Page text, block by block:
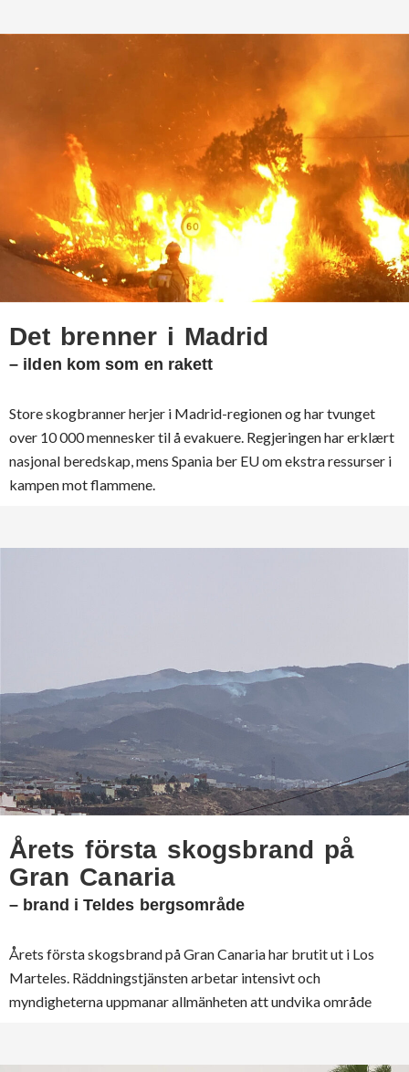
Det brenner i Madrid
– ilden kom som en rakett
Store skogbranner herjer i Madrid-regionen og har tvunget
over 10 000 mennesker til å evakuere. Regjeringen har erklært
nasjonal beredskap, mens Spania ber EU om ekstra ressurser i
kampen mot flammene.
Årets första skogsbrand på
Gran Canaria
– brand i Teldes bergsområde
Årets första skogsbrand på Gran Canaria har brutit ut i Los
Marteles. Räddningstjänsten arbetar intensivt och
myndigheterna uppmanar allmänheten att undvika område